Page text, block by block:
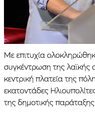
Με επιτυχία
συγκέντρωση της λαϊκής
κεντρική πλατεία της
εκατοντάδες
της δημοτικής